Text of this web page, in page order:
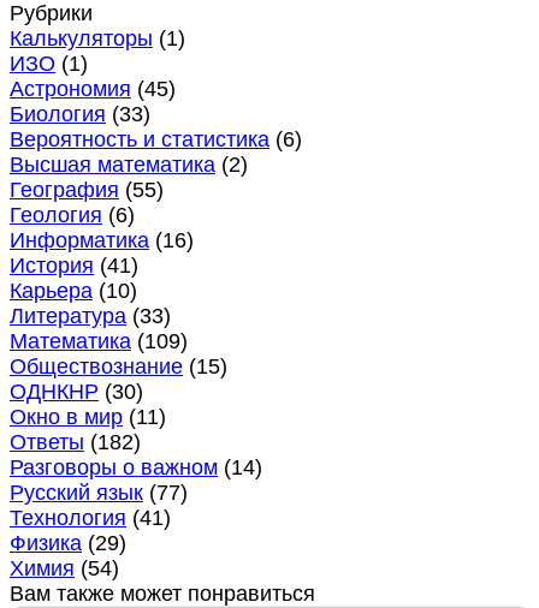
Рубрики
Калькуляторы (1)
ИЗО (1)
Астрономия (45)
Биология (33)
Вероятность и статистика (6)
Высшая математика (2)
География (55)
Геология (6)
Информатика (16)
История (41)
Карьера (10)
Литература (33)
Математика (109)
Обществознание (15)
ОДНКНР (30)
Окно в мир (11)
Ответы (182)
Разговоры о важном (14)
Русский язык (77)
Технология (41)
Физика (29)
Химия (54)
Вам также может понравиться